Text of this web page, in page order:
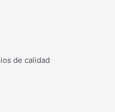
de calidad